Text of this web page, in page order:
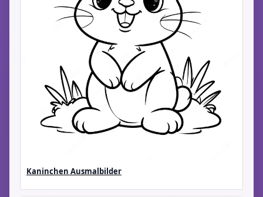
Kaninchen Ausmalbilder